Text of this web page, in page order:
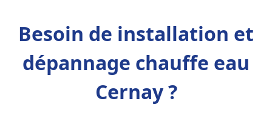
Besoin de installation et
dépannage chauffe eau
Cernay ?